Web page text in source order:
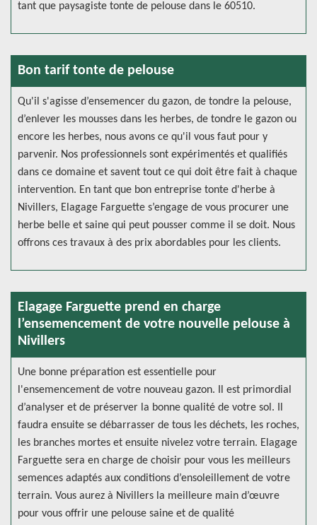
tant que paysagiste tonte de pelouse dans le 60510.
Bon tarif tonte de pelouse
Qu'il s'agisse d’ensemencer du gazon, de tondre la pelouse,
d’enlever les mousses dans les herbes, de tondre le gazon ou
encore les herbes, nous avons ce qu'il vous faut pour y
parvenir. Nos professionnels sont expérimentés et qualifiés
dans ce domaine et savent tout ce qui doit être fait à chaque
intervention. En tant que bon entreprise tonte d'herbe à
Nivillers, Elagage Farguette s’engage de vous procurer une
herbe belle et saine qui peut pousser comme il se doit. Nous
offrons ces travaux à des prix abordables pour les clients.
Elagage Farguette prend en charge
l’ensemencement de votre nouvelle pelouse à
Nivillers
Une bonne préparation est essentielle pour
l'ensemencement de votre nouveau gazon. Il est primordial
d’analyser et de préserver la bonne qualité de votre sol. Il
faudra ensuite se débarrasser de tous les déchets, les roches,
les branches mortes et ensuite nivelez votre terrain. Elagage
Farguette sera en charge de choisir pour vous les meilleurs
semences adaptés aux conditions d’ensoleillement de votre
terrain. Vous aurez à Nivillers la meilleure main d’œuvre
pour vous offrir une pelouse saine et de qualité